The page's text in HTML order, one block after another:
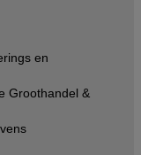
en
Groothandel &